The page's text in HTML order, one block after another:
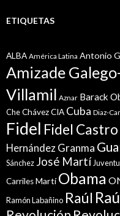
ETIQUETAS
ALBA América Latina Antonio
Amizade
Villamil Aznar Barack
CheChávezCIA Cuba Diaz-
Fidel Fidel Castro
Hernández Granma
Sánchez José Martí
CarrilesMartí Obama
Ramón Labañino Raúl